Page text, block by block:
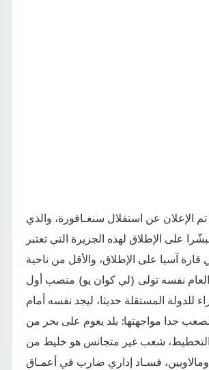
في عام 1965 تم الإعلان عن استقلال سنغـافورة، والذي
على الإطلاق لهذه الجزيرة التي تعتبر
آسيا على الإطلاق، والأقل من ناحية
العام نفسه تولى (لي كوان يو) منصب أول
للدولة المستقلة حديثا، ليجد نفسه أمام
جدا مواجهتها: بلد يعوم على بحر من
التخطيط، شعب غير متجانس هو خليط من
فسـاد إداري ضارب في أعمـاق